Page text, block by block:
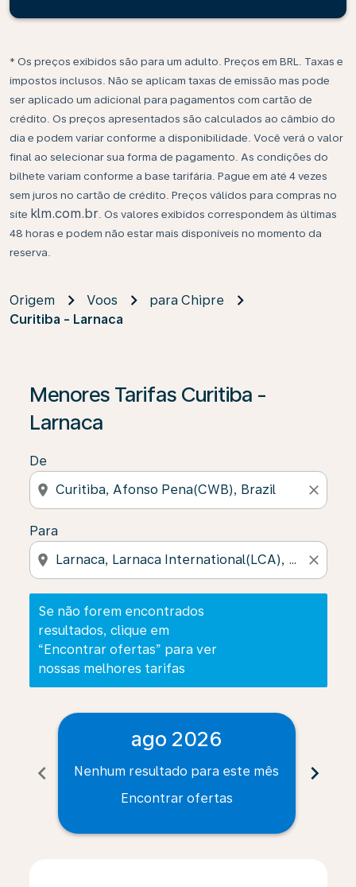
* Os preços exibidos são para um adulto. Preços em BRL. Taxas e
impostos inclusos. Não se aplicam taxas de emissão mas pode
ser aplicado um adicional para pagamentos com cartão de
crédito. Os preços apresentados são calculados ao câmbio do
dia e podem variar conforme a disponibilidade. Você verá o valor
final ao selecionar sua forma de pagamento. As condições do
bilhete variam conforme a base tarifária. Pague em até 4 vezes
sem juros no cartão de crédito. Preços válidos para compras no
site klm.com.br . Os valores exibidos correspondem às últimas
48 horas e podem não estar mais disponíveis no momento da
reserva.
Origem Voos
para Chipre
Curitiba - Larnaca
Menores Tarifas Curitiba -
Larnaca
De
location_on close
Para
location_on close
Se não forem encontrados
resultados, clique em
“Encontrar ofertas” para ver
nossas melhores tarifas
Se não forem encontrados resultados, clique em
chevron_left
ago 2026
Nenhum resultado para este mês
Encontrar ofertas
chevron_right